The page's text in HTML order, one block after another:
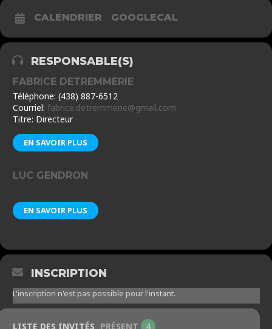
CALENDRIER GOOGLECAL
RESPONSABLE(S)
FABRICE DETREMMERIE
Téléphone: (438) 887-6512
Courriel: fabrice.detremmerie@gmail.com
Titre: Directeur
EN SAVOIR PLUS
LUC GENDRON
EN SAVOIR PLUS
INSCRIPTION
L'inscription n'est pas possible pour l'instant.
LISTE DES INVITÉS PRÉSENT 4